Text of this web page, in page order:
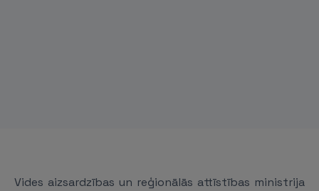
Vides aizsardzības un reģionālās attīstības ministrija